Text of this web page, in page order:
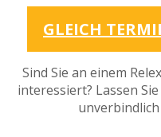
GLEICH
Sind Sie an einem
interessiert? Lassen